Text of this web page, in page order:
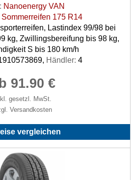
Nanoenergy VAN
Sommerreifen 175 R14
Lastindex 99/98 bei
kg, Zwillingsbereifung bis 98 kg,
S bis 180 km/h
Händler: 4
91.90 €
gesetzl. MwSt.
Versandkosten
vergleichen